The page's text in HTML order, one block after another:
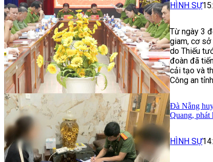
HÌNH SỰ
Từ ngày 3
giam, cơ
do Thiếu
đoàn đã
cải tạo và
Công an
Đà Nẵng
Quang, phát
HÌNH SỰ